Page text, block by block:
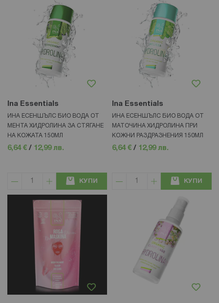
Ina Essentials
ИНА ЕСЕНШЪЛС БИО ВОДА ОТ
МЕНТА ХИДРОЛИНА ЗА СТЯГАНЕ
НА КОЖАТА 150МЛ
6,64 € / 12,99 лв.
КУПИ
Ina Essentials
ИНА ЕСЕНШЪЛС БИО ВОДА ОТ
МАТОЧИНА ХИДРОЛИНА ПРИ
КОЖНИ РАЗДРАЗНЕНИЯ 150МЛ
6,64 € / 12,99 лв.
КУПИ